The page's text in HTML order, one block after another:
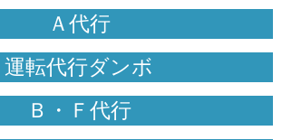
Ａ代行
運転代行ダンボ
Ｂ・Ｆ代行